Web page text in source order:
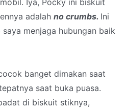
Iya, Pocky ini biskuit
adalah no crumbs. Ini
menjaga hubungan baik
banget dimakan saat
saat buka puasa.
di biskuit stiknya,